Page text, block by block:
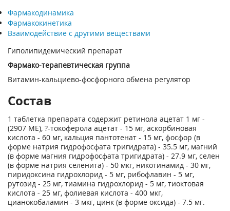
Фармакодинамика
Фармакокинетика
Взаимодействие с другими веществами
Гиполипидемический препарат
Фармако-терапевтическая группа
Витамин-кальциево-фосфорного обмена регулятор
Состав
1 таблетка препарата содержит ретинола ацетат 1 мг -
(2907 МЕ), ?-токоферола ацетат - 15 мг, аскорбиновая
кислота - 60 мг, кальция пантотенат - 15 мг, фосфор (в
форме натрия гидрофосфата тригидрата) - 35.5 мг, магний
(в форме магния гидрофосфата тригидрата) - 27.9 мг, селен
(в форме натрия селенита) - 50 мкг, никотинамид - 30 мг,
пиридоксина гидрохлорид - 5 мг, рибофлавин - 5 мг,
рутозид - 25 мг, тиамина гидрохлорид - 5 мг, тиоктовая
кислота - 25 мг, фолиевая кислота - 400 мкг,
цианокобаламин - 3 мкг, цинк (в форме оксида) - 7.5 мг.